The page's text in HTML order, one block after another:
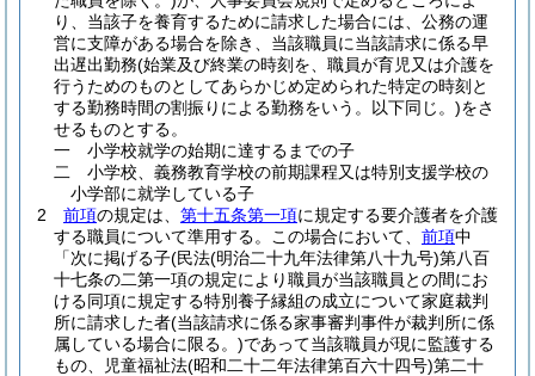
り、当該子を養育するために請求した場合には、公務の運
営に支障がある場合を除き、当該職員に当該請求に係る早
出遅出勤務(始業及び終業の時刻を、職員が育児又は介護を
行うためのものとしてあらかじめ定められた特定の時刻と
する勤務時間の割振りによる勤務をいう。以下同じ。)をさ
せるものとする。
一
小学校就学の始期に達するまでの子
二
小学校、義務教育学校の前期課程又は特別支援学校の
小学部に就学している子
2
前項の規定は、 第十五条第一項に規定する要介護者を介護
する職員について準用する。
この場合において、 前項中
「次に掲げる子(民法(明治二十九年法律第八十九号)第八百
十七条の二第一項の規定により職員が当該職員との間にお
ける同項に規定する特別養子縁組の成立について家庭裁判
所に請求した者(当該請求に係る家事審判事件が裁判所に係
属している場合に限る。)であって当該職員が現に監護する
もの、児童福祉法(昭和二十二年法律第百六十四号)第二十